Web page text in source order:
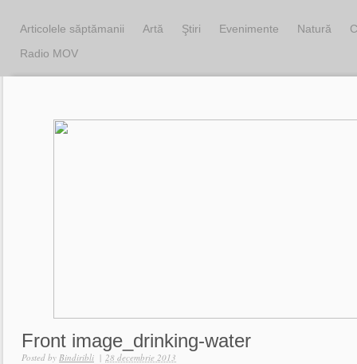
Articolele săptămanii Artă Ştiri Evenimente Natură
Radio MOV
Front image_drinking-water
Posted by Bindiribli | 28 decembrie 2013